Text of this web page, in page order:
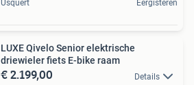
Usquert Eergisteren
LUXE Qivelo Senior elektrische
driewieler fiets E-bike raam
€ 2.199,00 Details